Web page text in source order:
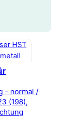
- normal /
(198),